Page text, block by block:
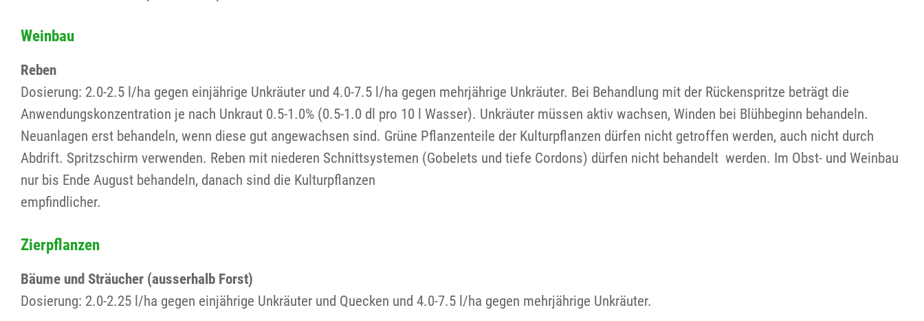
Weinbau
Reben
Dosierung: 2.0-2.5 l/ha gegen einjährige Unkräuter und 4.0-7.5 l/ha gegen mehrjährige Unkräuter. Bei Behandlung mit der Rückenspritze beträgt die
Anwendungskonzentration je nach Unkraut 0.5-1.0% (0.5-1.0 dl pro 10 l Wasser). Unkräuter müssen aktiv wachsen, Winden bei Blühbeginn behandeln.
Neuanlagen erst behandeln, wenn diese gut angewachsen sind. Grüne Pflanzenteile der Kulturpflanzen dürfen nicht getroffen werden, auch nicht durch
Abdrift. Spritzschirm verwenden. Reben mit niederen Schnittsystemen (Gobelets und tiefe Cordons) dürfen nicht behandelt werden. Im Obst- und Weinbau
nur bis Ende August behandeln, danach sind die Kulturpflanzen
empfindlicher.
Zierpflanzen
Bäume und Sträucher (ausserhalb Forst)
Dosierung: 2.0-2.25 l/ha gegen einjährige Unkräuter und Quecken und 4.0-7.5 l/ha gegen mehrjährige Unkräuter.